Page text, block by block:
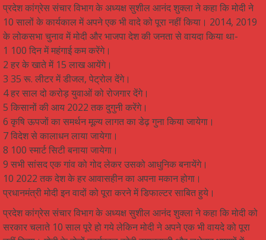
प्रदेश कांग्रेस संचार विभाग के अध्यक्ष सुशील आनंद शुक्ला ने कहा कि मोदी ने
10 सालों के कार्यकाल में अपने एक भी वादे को पूरा नहीं किया। 2014, 2019
के लोकसभा चुनाव में मोदी और भाजपा देश की जनता से वायदा किया था-
1 100 दिन में महंगाई कम करेंगे।
2 हर के खाते में 15 लाख आयेंगे।
3 35 रू. लीटर में डीजल, पेट्रोल देंगे।
4 हर साल दो करोड़ युवाओं को रोजगार देंगे।
5 किसानों की आय 2022 तक दुगुनी करेंगे।
6 कृषि ऊपजों का समर्थन मूल्य लागत का डेढ़ गुना किया जायेगा।
7 विदेश से कालाधन लाया जायेगा।
8 100 स्मार्ट सिटी बनाया जायेगा।
9 सभी सांसद एक गांव को गोद लेकर उसको आधुनिक बनायेंगे।
10 2022 तक देश के हर आवासहीन का अपना मकान होगा।
प्रधानमंत्री मोदी इन वादों को पूरा करने में डिफाल्टर साबित हुये।
प्रदेश कांग्रेस संचार विभाग के अध्यक्ष सुशील आनंद शुक्ला ने कहा कि मोदी को
सरकार चलाते 10 साल पूरे हो गये लेकिन मोदी ने अपने एक भी वायदे को पूरा